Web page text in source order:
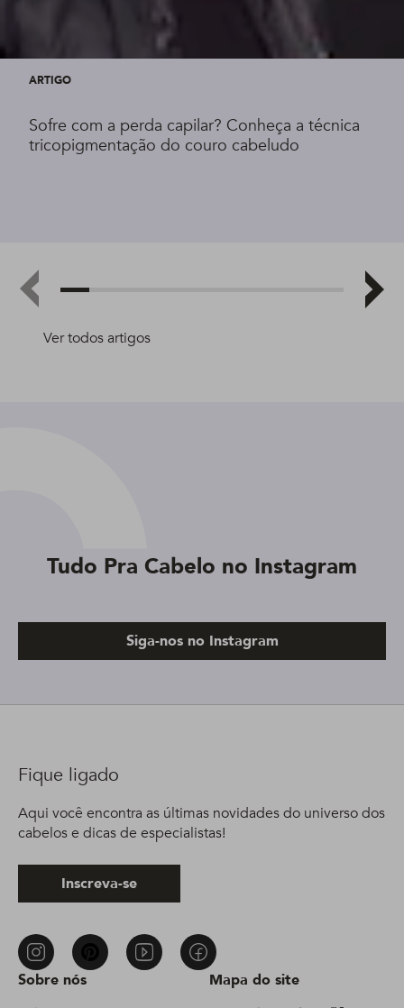
Ver todos artigos
ARTIGO
Sofre com a perda capilar? Conheça a técnica
tricopigmentação do couro cabeludo
Tudo Pra Cabelo no Instagram
Siga-nos no Instagram
Sobre nós
Mapa do site
Fique ligado
Aqui você encontra as últimas novidades do universo dos
cabelos e dicas de especialistas!
Inscreva-se